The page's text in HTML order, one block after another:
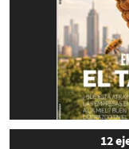
12